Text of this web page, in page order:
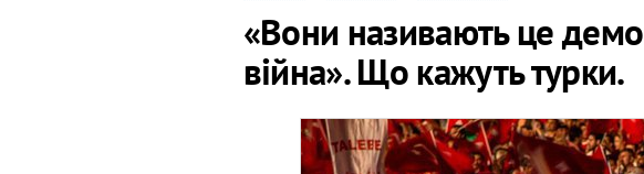
«Вони називають це
війна». Що кажуть турки.